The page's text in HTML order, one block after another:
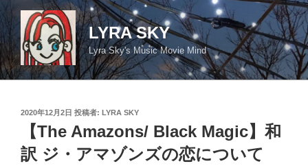
コ
ン
テ
ン
ツ
LYRA SKY
Lyra Sky's Music Movie Mind
投
2020年12月2日 投稿者: LYRA SKY
【The Amazons/ Black Magic】和
訳 ジ・アマゾンズの恋について